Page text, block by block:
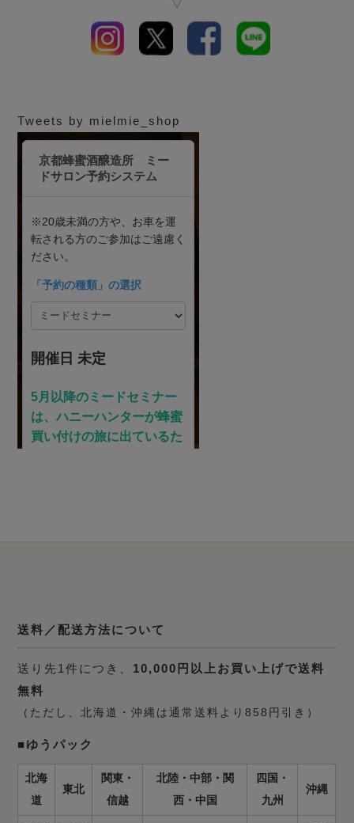
Tweets by mielmie_shop
送料／配送方法について
送り先1件につき、 10,000円以上お買い上げで送料
無料
（ただし、北海道・沖縄は通常送料より858円引き）
■ゆうパック
北海
道
東北
関東・
信越
北陸・中部・関
西・中国
四国・
九州
沖縄